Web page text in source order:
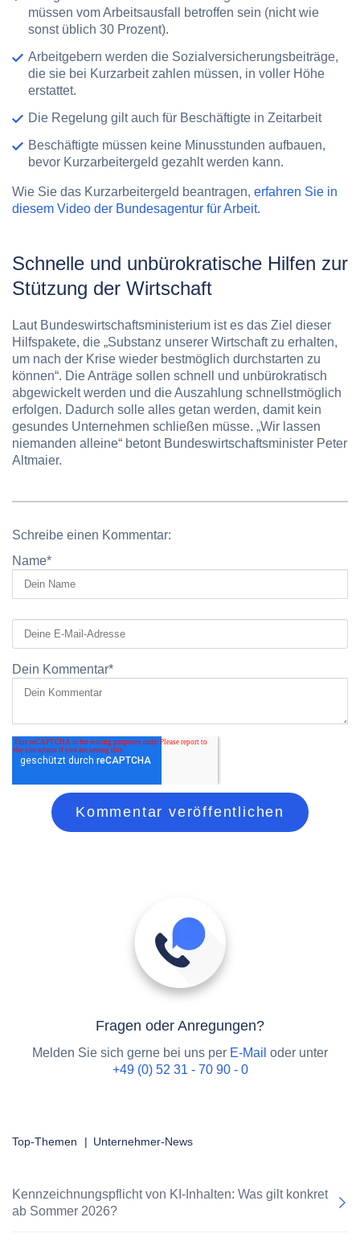
müssen vom Arbeitsausfall betroffen sein (nicht wie
sonst üblich 30 Prozent).
Arbeitgebern werden die Sozialversicherungsbeiträge,
die sie bei Kurzarbeit zahlen müssen, in voller Höhe
erstattet.
Die Regelung gilt auch für Beschäftigte in Zeitarbeit
Beschäftigte müssen keine Minusstunden aufbauen,
bevor Kurzarbeitergeld gezahlt werden kann.
Wie Sie das Kurzarbeitergeld beantragen, erfahren Sie in
diesem Video der Bundesagentur für Arbeit.
Schnelle und unbürokratische Hilfen zur
Stützung der Wirtschaft
Laut Bundeswirtschaftsministerium ist es das Ziel dieser
Hilfspakete, die „Substanz unserer Wirtschaft zu erhalten,
um nach der Krise wieder bestmöglich durchstarten zu
können“. Die Anträge sollen schnell und unbürokratisch
abgewickelt werden und die Auszahlung schnellstmöglich
erfolgen. Dadurch solle alles getan werden, damit kein
gesundes Unternehmen schließen müsse. „Wir lassen
niemanden alleine“ betont Bundeswirtschaftsminister Peter
Altmaier.
Schreibe einen Kommentar:
Name*
Dein Kommentar*
Fragen oder Anregungen?
Melden Sie sich gerne bei uns per E-Mail oder unter
+49 (0) 52 31 - 70 90 - 0
Top-Themen | Unternehmer-News
Kennzeichnungspflicht von KI-Inhalten: Was gilt konkret
ab Sommer 2026?